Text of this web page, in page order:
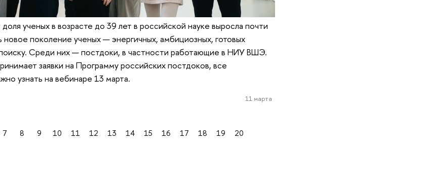
ученых в возрасте до 39 лет в российской науке выросла почти
поколение ученых — энергичных, амбициозных, готовых
Среди них — постдоки, в частности работающие в НИУ ВШЭ.
заявки на Программу российских постдоков, все
узнать на вебинаре 13 марта.
11 марта
7 8 9 10 11 12 13 14 15 16 17 18 19
20